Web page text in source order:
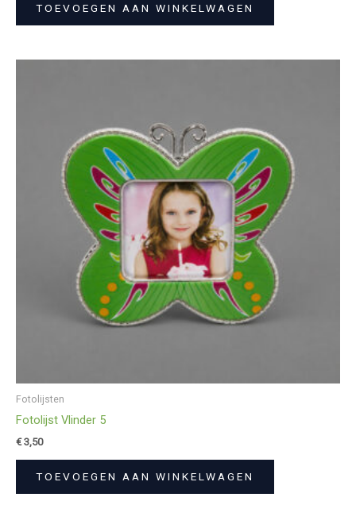
TOEVOEGEN AAN WINKELWAGEN
Fotolijsten
Fotolijst Vlinder 5
€3,50
TOEVOEGEN AAN WINKELWAGEN